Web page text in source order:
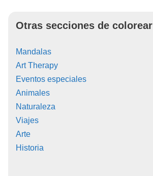
Otras secciones de colorear
Mandalas
Art Therapy
Eventos especiales
Animales
Naturaleza
Viajes
Arte
Historia